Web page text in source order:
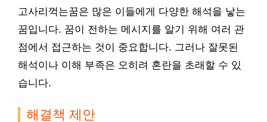
고사리꺽는꿈은 많은 이들에게 다양한 해석을 낳는
꿈입니다. 꿈이 전하는 메시지를 알기 위해 여러 관
점에서 접근하는 것이 중요합니다. 그러나 잘못된
해석이나 이해 부족은 오히려 혼란을 초래할 수 있
습니다.
해결책 제안